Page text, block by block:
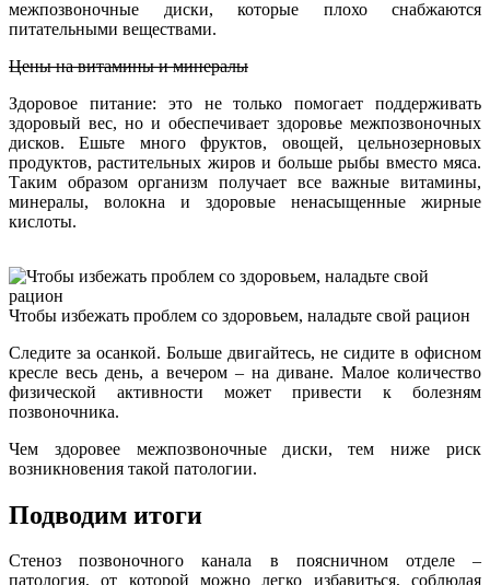
межпозвоночные диски, которые плохо снабжаются
питательными веществами.
Цены на витамины и минералы
Здоровое питание: это не только помогает поддерживать
здоровый вес, но и обеспечивает здоровье межпозвоночных
дисков. Ешьте много фруктов, овощей, цельнозерновых
продуктов, растительных жиров и больше рыбы вместо мяса.
Таким образом организм получает все важные витамины,
минералы, волокна и здоровые ненасыщенные жирные
кислоты.
Чтобы избежать проблем со здоровьем, наладьте свой рацион
Следите за осанкой. Больше двигайтесь, не сидите в офисном
кресле весь день, а вечером – на диване. Малое количество
физической активности может привести к болезням
позвоночника.
Чем здоровее межпозвоночные диски, тем ниже риск
возникновения такой патологии.
Подводим итоги
Стеноз позвоночного канала в поясничном отделе –
патология, от которой можно легко избавиться, соблюдая